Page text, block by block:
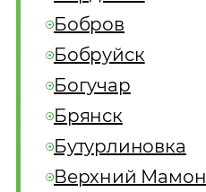
Бобров
Бобруйск
Богучар
Брянск
Бутурлиновка
Верхний Мамон